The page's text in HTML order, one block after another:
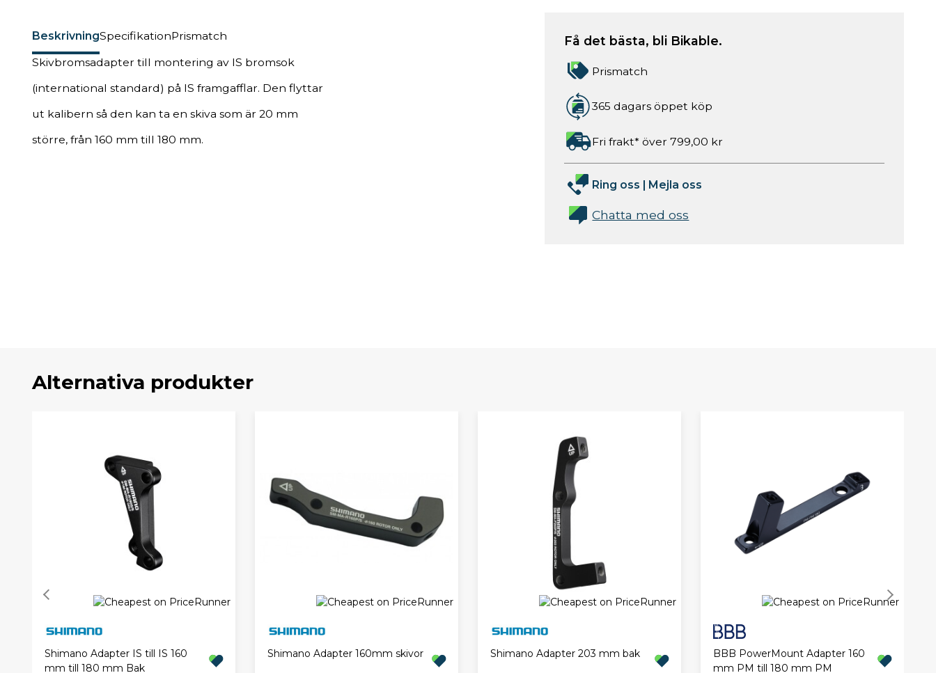
BeskrivningSpecifikationPrismatch
Skivbromsadapter till montering av IS bromsok
(international standard) på IS framgafflar. Den flyttar
ut kalibern så den kan ta en skiva som är 20 mm
större, från 160 mm till 180 mm.
Få det bästa, bli Bikable.
Prismatch
365 dagars öppet köp
Fri frakt* över 799,00 kr
Ring oss | Mejla oss
Chatta med oss
Alternativa produkter
Shimano Adapter IS till IS 160
mm till 180 mm Bak
Shimano Adapter 160mm skivor Shimano Adapter 203 mm bak
BBB PowerMount Adapter 160
mm PM till 180 mm PM